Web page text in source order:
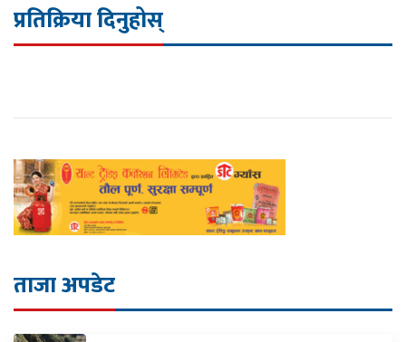
प्रतिक्रिया दिनुहोस्
ताजा अपडेट